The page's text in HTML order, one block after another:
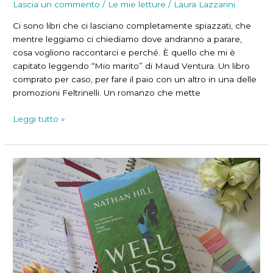
Lascia un commento / Le mie letture / Laura Lazzarini
Ci sono libri che ci lasciano completamente spiazzati, che
mentre leggiamo ci chiediamo dove andranno a parare,
cosa vogliono raccontarci e perché. È quello che mi è
capitato leggendo “Mio marito” di Maud Ventura. Un libro
comprato per caso, per fare il paio con un altro in una delle
promozioni Feltrinelli. Un romanzo che mette
Ossessione
Leggi tutto »